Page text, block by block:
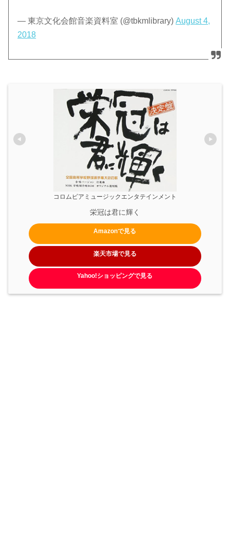
— 東京文化会館音楽資料室 (@tbkmlibrary)August 4,
2018
コロムビアミュージックエンタテインメント
栄冠は君に輝く
Amazonで見る
楽天市場で見る
Yahoo!ショッピングで見る